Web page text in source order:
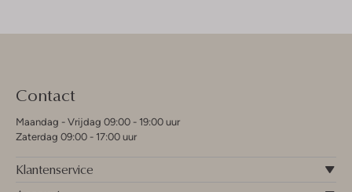
Contact
Maandag - Vrijdag 09:00 - 19:00 uur
Zaterdag 09:00 - 17:00 uur
Klantenservice